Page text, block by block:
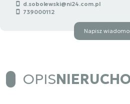
d.sobolewski@ni24.com.pl
739000112
Napisz
OPIS